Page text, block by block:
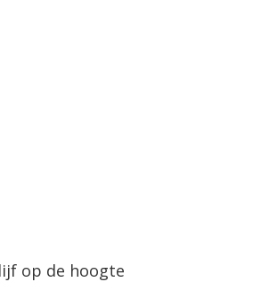
op de hoogte